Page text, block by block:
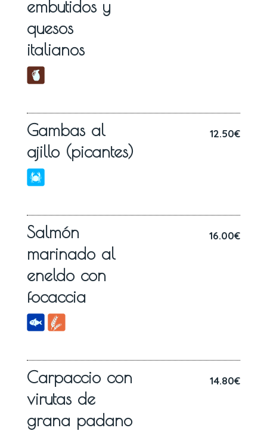
embutidos y
quesos
italianos
Gambas al
ajillo (picantes)
12.50€
Salmón
marinado al
eneldo con
focaccia
16.00€
Carpaccio con
virutas de
grana padano
14.80€